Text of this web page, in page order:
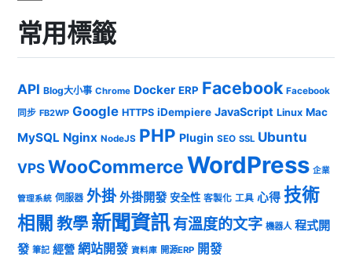
常用標籤
API Blog大小事 Chrome Docker ERP Facebook Facebook
同步 FB2WP Google HTTPS iDempiere JavaScript Linux Mac
MySQL Nginx NodeJS PHP Plugin SEO SSL Ubuntu
VPSWooCommerceWordPress 企業
管理系統 伺服器 外掛 外掛開發 安全性 客製化 工具 心得 技術
相關 教學 新聞資訊有溫度的文字 機器人 程式開
發 筆記 經營 網站開發 資料庫 開源ERP 開發